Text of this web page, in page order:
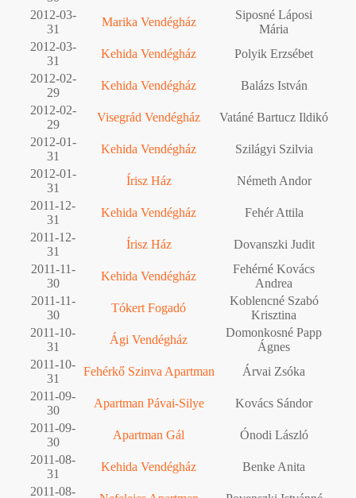
2012-03-
31
Marika Vendégház
Siposné Láposi
Mária
2012-03-
31
Kehida Vendégház
Polyik Erzsébet
2012-02-
29
Kehida Vendégház
Balázs István
2012-02-
29
Visegrád Vendégház
Vatáné Bartucz Ildikó
2012-01-
31
Kehida Vendégház
Szilágyi Szilvia
2012-01-
31
Írisz Ház
Németh Andor
2011-12-
31
Kehida Vendégház
Fehér Attila
2011-12-
31
Írisz Ház
Dovanszki Judit
2011-11-
30
Kehida Vendégház
Fehérné Kovács
Andrea
2011-11-
30
Tókert Fogadó
Koblencné Szabó
Krisztina
2011-10-
31
Ági Vendégház
Domonkosné Papp
Ágnes
2011-10-
31
Fehérkő Szinva Apartman
Árvai Zsóka
2011-09-
30
Apartman Pávai-Silye
Kovács Sándor
2011-09-
30
Apartman Gál
Ónodi László
2011-08-
31
Kehida Vendégház
Benke Anita
2011-08-